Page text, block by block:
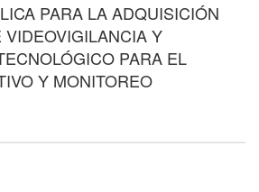
PARA LA ADQUISICIÓN
Y
PARA EL
Y MONITOREO